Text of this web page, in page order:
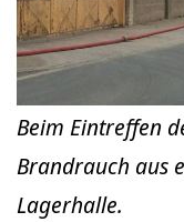
Beim Eintreffen
Brandrauch aus
Lagerhalle.